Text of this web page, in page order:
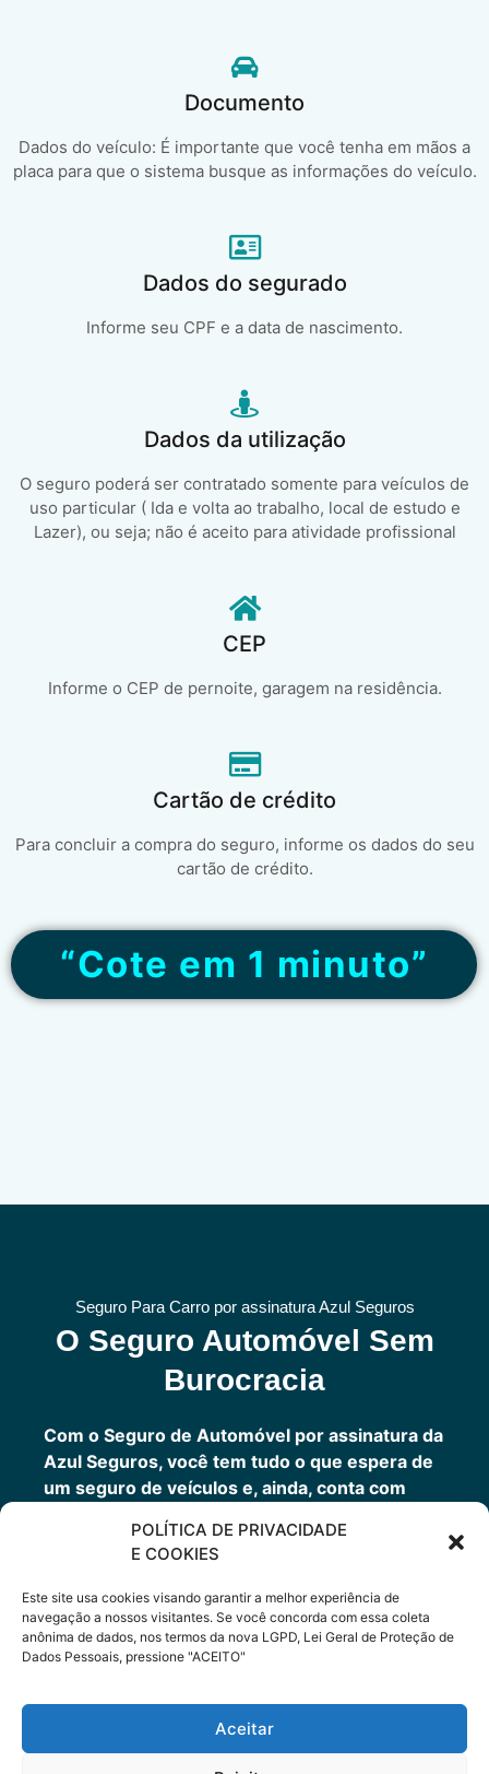
POLÍTICA DE PRIVACIDADE
E COOKIES
Este site usa cookies visando garantir a melhor experiência de
navegação a nossos visitantes. Se você concorda com essa coleta
anônima de dados, nos termos da nova LGPD, Lei Geral de Proteção de
Dados Pessoais, pressione "ACEITO"
Aceitar
Documento
Dados do veículo: É importante que você tenha em mãos a
placa para que o sistema busque as informações do veículo.
Dados do segurado
Informe seu CPF e a data de nascimento.
Dados da utilização
O seguro poderá ser contratado somente para veículos de
uso particular ( Ida e volta ao trabalho, local de estudo e
Lazer), ou seja; não é aceito para atividade profissional
CEP
Informe o CEP de pernoite, garagem na residência.
Cartão de crédito
Para concluir a compra do seguro, informe os dados do seu
cartão de crédito.
“Cote em 1 minuto”
Seguro Para Carro por assinatura Azul Seguros
O Seguro Automóvel Sem
Burocracia
Com o Seguro de Automóvel por assinatura da
Azul Seguros, você tem tudo o que espera de
um seguro de veículos e, ainda, conta com
outros benefícios disponíveis 24h.
Você tem um seguro completo com a garantia
de uma empresa sólida que faz parte do grupo
Porto Seguro.